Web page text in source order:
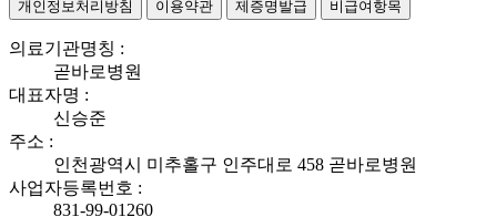
개인정보처리방침 이용약관 제증명발급 비급여항목
의료기관명칭 :
곧바로병원
대표자명 :
신승준
주소 :
인천광역시 미추홀구 인주대로 458 곧바로병원
사업자등록번호 :
831-99-01260